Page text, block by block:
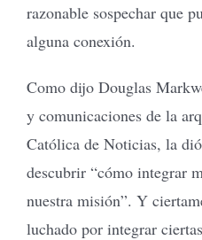
razonable sospechar que
alguna conexión.
Como dijo Douglas
y comunicaciones de la
Católica de Noticias, la
descubrir “cómo integrar
nuestra misión”. Y
luchado por integrar